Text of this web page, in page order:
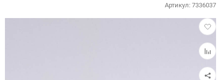
в
к
Артикул:7336037